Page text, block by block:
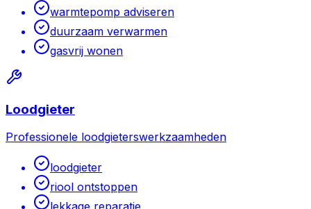
warmtepomp adviseren
duurzaam verwarmen
gasvrij wonen
Loodgieter
Professionele loodgieterswerkzaamheden
loodgieter
riool ontstoppen